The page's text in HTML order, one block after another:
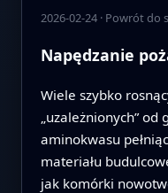
2026-02-24· Powrót do
Napędzanie
Wiele szybko
„uzależnionych”
aminokwasu
materiału
jak komórki